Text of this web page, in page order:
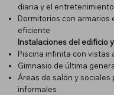
diaria y el entretenimiento
Dormitorios con
eficiente
Instalaciones del edificio
Piscina infinita con vistas
Gimnasio de última
Áreas de salón y
informales